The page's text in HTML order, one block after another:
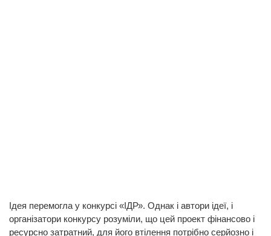
Ідея перемогла у конкурсі «ІДР». Однак і автори ідеї, і
організатори конкурсу розуміли, що цей проект фінансово і
ресурсно затратний, для його втілення потрібно серйозно і